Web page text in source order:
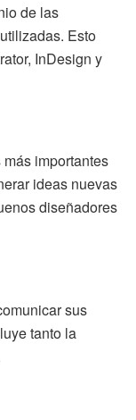
de las
Esto
InDesign y
importantes
ideas nuevas
diseñadores
sus
tanto la